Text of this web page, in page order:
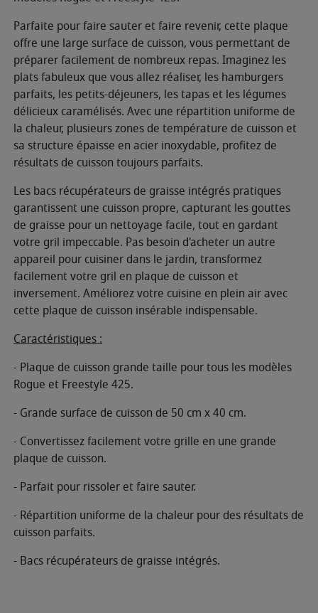
Parfaite pour faire sauter et faire revenir, cette plaque
offre une large surface de cuisson, vous permettant de
préparer facilement de nombreux repas. Imaginez les
plats fabuleux que vous allez réaliser, les hamburgers
parfaits, les petits-déjeuners, les tapas et les légumes
délicieux caramélisés. Avec une répartition uniforme de
la chaleur, plusieurs zones de température de cuisson et
sa structure épaisse en acier inoxydable, profitez de
résultats de cuisson toujours parfaits.
Les bacs récupérateurs de graisse intégrés pratiques
garantissent une cuisson propre, capturant les gouttes
de graisse pour un nettoyage facile, tout en gardant
votre gril impeccable. Pas besoin d'acheter un autre
appareil pour cuisiner dans le jardin, transformez
facilement votre gril en plaque de cuisson et
inversement. Améliorez votre cuisine en plein air avec
cette plaque de cuisson insérable indispensable.
Caractéristiques :
- Plaque de cuisson grande taille pour tous les modèles
Rogue et Freestyle 425.
- Grande surface de cuisson de 50 cm x 40 cm.
- Convertissez facilement votre grille en une grande
plaque de cuisson.
- Parfait pour rissoler et faire sauter.
- Répartition uniforme de la chaleur pour des résultats de
cuisson parfaits.
- Bacs récupérateurs de graisse intégrés.